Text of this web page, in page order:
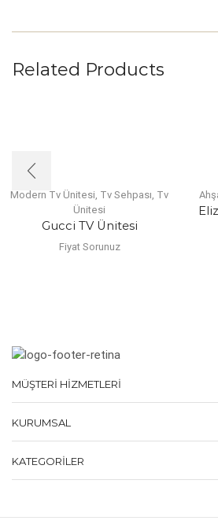
Related Products
Modern Tv Ünitesi Tv Sehpası Tv
Ünitesi
Gucci TV Ünitesi
Fiyat Sorunuz
MÜŞTERI HIZMETLERI
KURUMSAL
KATEGORILER